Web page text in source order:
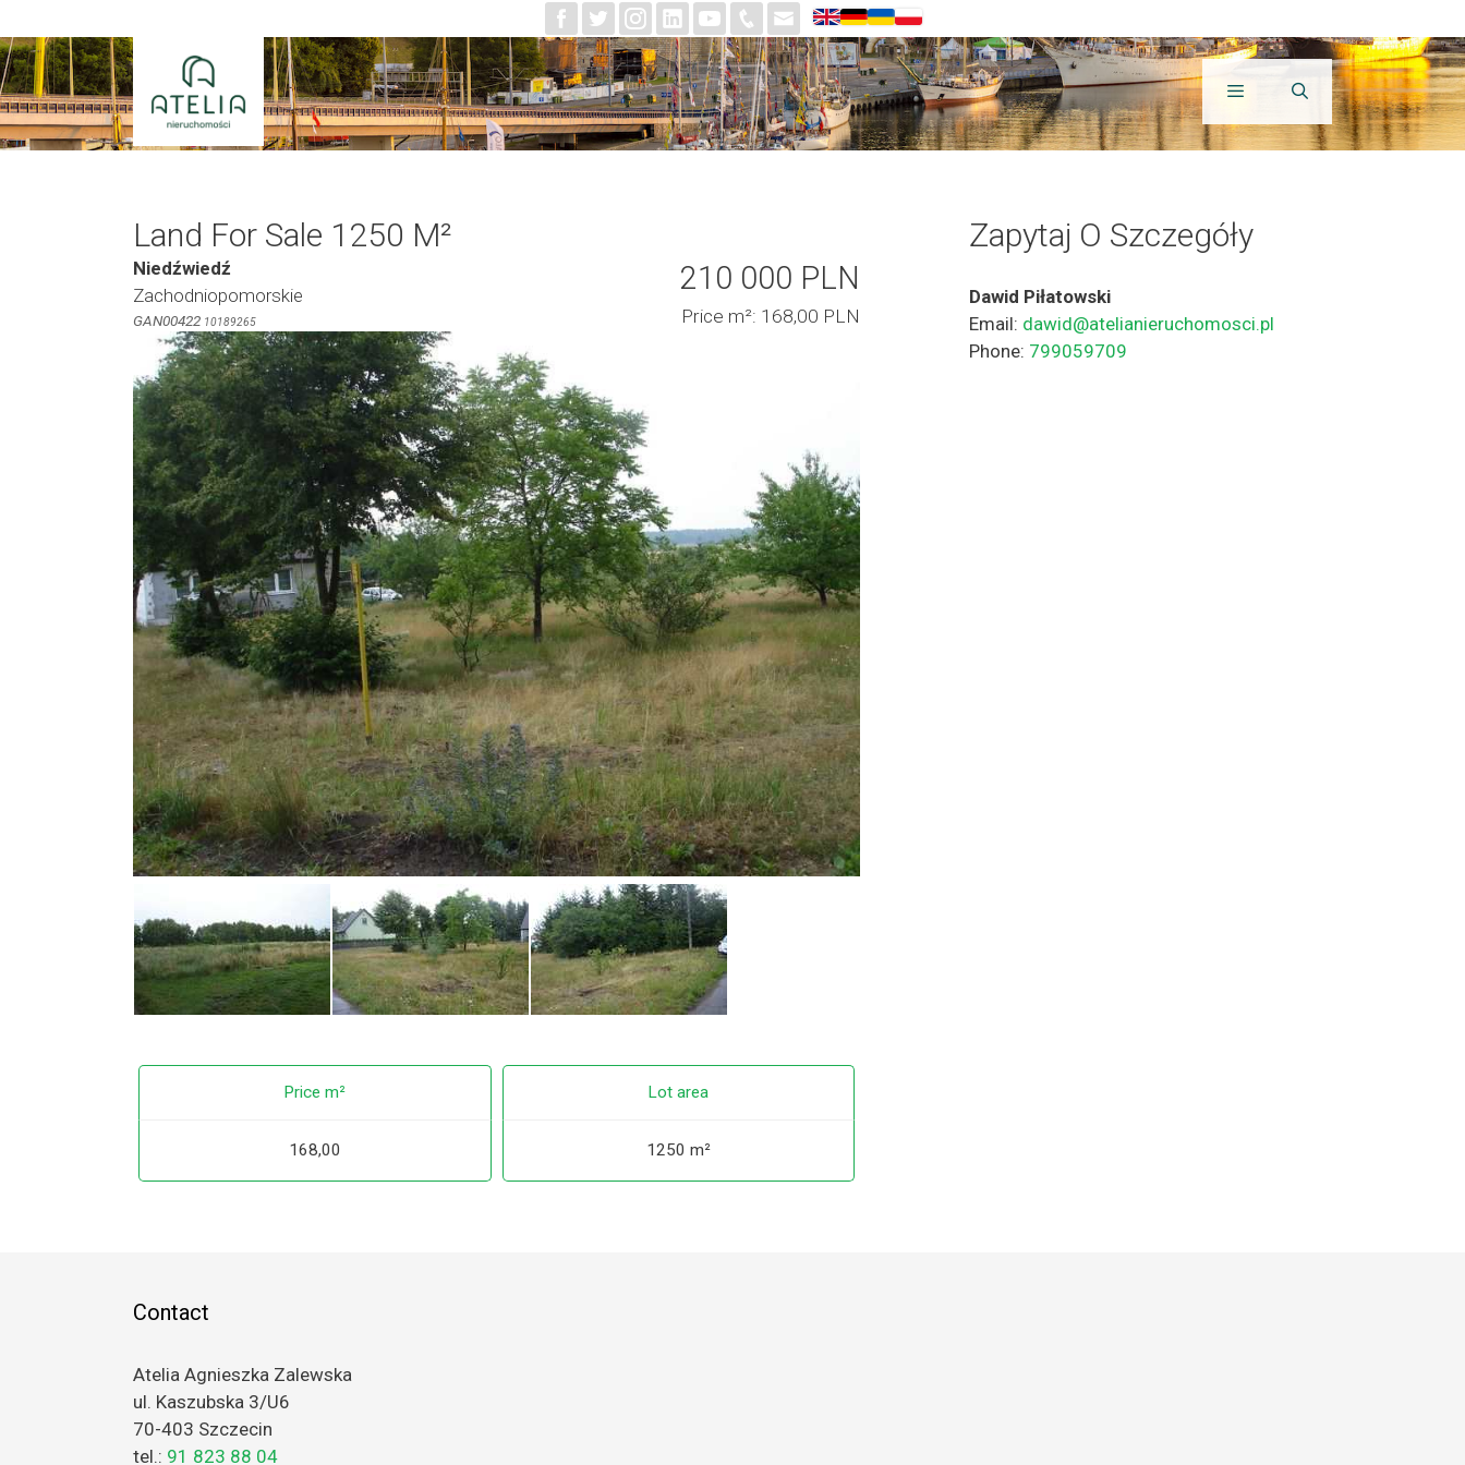
to
content
Land For Sale 1250 M²
Niedźwiedź
Zachodniopomorskie
GAN00422 10189265
210 000 PLN
Price m²: 168,00 PLN
Price m²
168,00
Lot area
1250 m²
Zapytaj O Szczegóły
Dawid Piłatowski
Email: dawid@atelianieruchomosci.pl
Phone: 799059709
Contact
Atelia Agnieszka Zalewska
ul. Kaszubska 3/U6
70-403 Szczecin
tel.: 91 823 88 04